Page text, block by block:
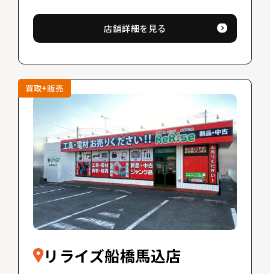
店舗詳細を見る
買取+販売
リライズ船橋馬込店